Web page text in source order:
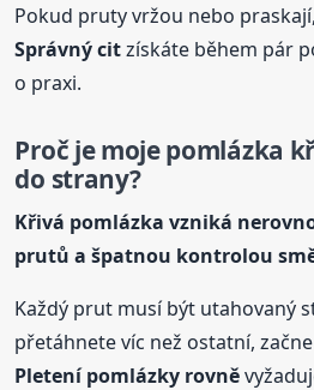
Pokud pruty vržou nebo
Správný citzískáte během pár
o praxi.
Proč je moje pomlázka
do strany?
Křivá pomlázka vzniká
prutů a špatnou kontrolou
Každý prut musí být utahovaný
přetáhnete víc než ostatní,
Pletenípomlázky rovně